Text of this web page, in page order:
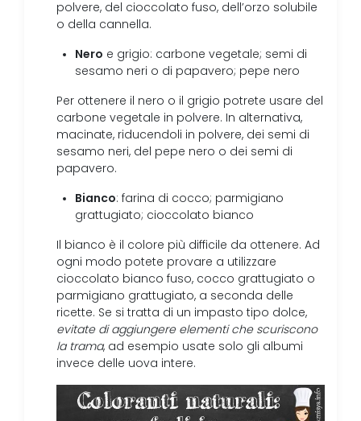
polvere, del cioccolato fuso, dell’orzo solubile
o della cannella.
Nero e grigio: carbone vegetale; semi di
sesamo neri o di papavero; pepe nero
Per ottenere il nero o il grigio potrete usare del
carbone vegetale in polvere. In alternativa,
macinate, riducendoli in polvere, dei semi di
sesamo neri, del pepe nero o dei semi di
papavero.
Bianco: farina di cocco; parmigiano
grattugiato; cioccolato bianco
Il bianco è il colore più difficile da ottenere. Ad
ogni modo potete provare a utilizzare
cioccolato bianco fuso, cocco grattugiato o
parmigiano grattugiato, a seconda delle
ricette. Se si tratta di un impasto tipo dolce,
evitate di aggiungere elementi che scuriscono
la trama, ad esempio usate solo gli albumi
invece delle uova intere.